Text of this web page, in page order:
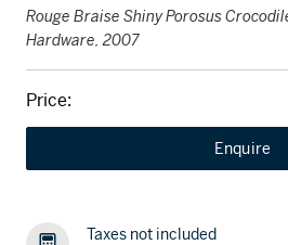
Rouge Braise Shiny Porosus
Hardware, 2007
Price:
Enquire
Taxes not included